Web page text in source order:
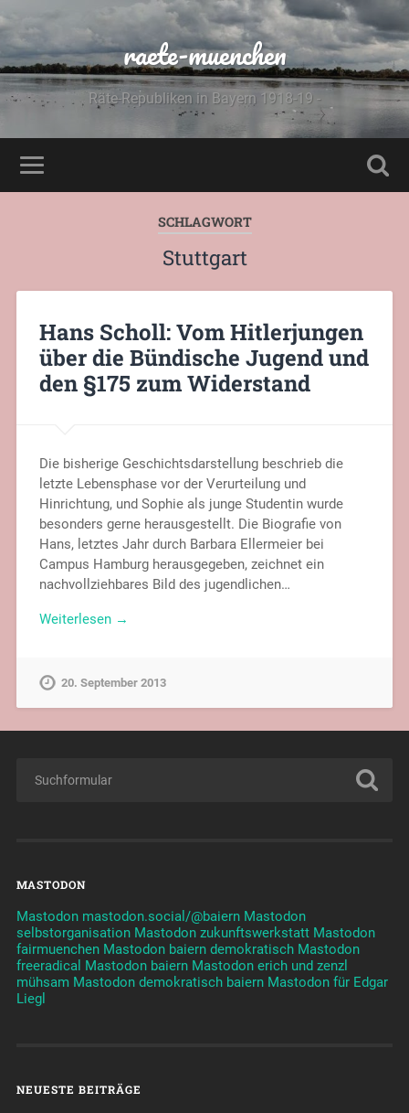
raete-muenchen
Räte-Republiken in Bayern 1918-19 -
SCHLAGWORT
Stuttgart
Hans Scholl: Vom Hitlerjungen
über die Bündische Jugend und
den §175 zum Widerstand
Die bisherige Geschichtsdarstellung beschrieb die
letzte Lebensphase vor der Verurteilung und
Hinrichtung, und Sophie als junge Studentin wurde
besonders gerne herausgestellt. Die Biografie von
Hans, letztes Jahr durch Barbara Ellermeier bei
Campus Hamburg herausgegeben, zeichnet ein
nachvollziehbares Bild des jugendlichen…
Weiterlesen →
20. September 2013
MASTODON
Mastodon mastodon.social/@baiern Mastodon
selbstorganisation Mastodon zukunftswerkstatt Mastodon
fairmuenchen Mastodon baiern demokratisch Mastodon
freeradical Mastodon baiern Mastodon erich und zenzl
mühsam Mastodon demokratisch baiern Mastodon für Edgar
Liegl
NEUESTE BEITRÄGE